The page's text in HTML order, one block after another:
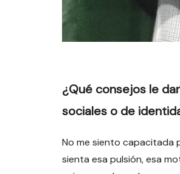
¿Qué consejos le
sociales o de
No me siento capacitada
sienta esa pulsión, esa